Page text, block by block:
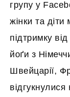
групу у
жінки та діти
підтримку
йоґи з
Швейцарії,